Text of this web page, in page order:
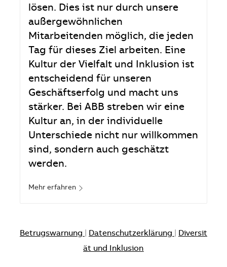
lösen. Dies ist nur durch unsere
außergewöhnlichen
Mitarbeitenden möglich, die jeden
Tag für dieses Ziel arbeiten. Eine
Kultur der Vielfalt und Inklusion ist
entscheidend für unseren
Geschäftserfolg und macht uns
stärker. Bei ABB streben wir eine
Kultur an, in der individuelle
Unterschiede nicht nur willkommen
sind, sondern auch geschätzt
werden.
Mehr erfahren
Betrugswarnung Datenschutzerklärung
Diversit
ät und Inklusion